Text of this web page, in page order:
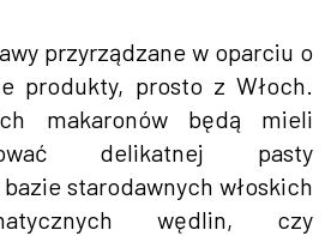
przyrządzane w oparciu o
produkty, prosto z Włoch.
makaronów będą mieli
delikatnej pasty
starodawnych włoskich
wędlin, czy